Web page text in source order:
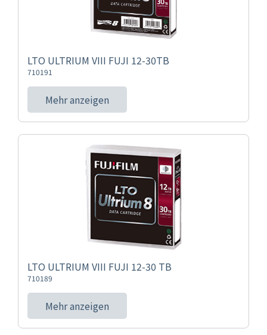
LTO ULTRIUM VIII FUJI 12-30TB
710191
Mehr anzeigen
LTO ULTRIUM VIII FUJI 12-30 TB
710189
Mehr anzeigen